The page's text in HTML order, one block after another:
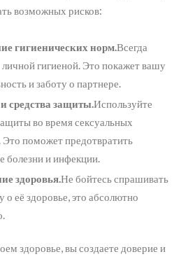
возможных рисков:
гигиенических норм.Всегда
личной гигиеной. Это покажет вашу
и заботу о партнере.
средства защиты.Используйте
во время сексуальных
Это поможет предотвратить
болезни и инфекции.
здоровья.Не бойтесь спрашивать
о её здоровье, это абсолютно
здоровье, вы создаете доверие и